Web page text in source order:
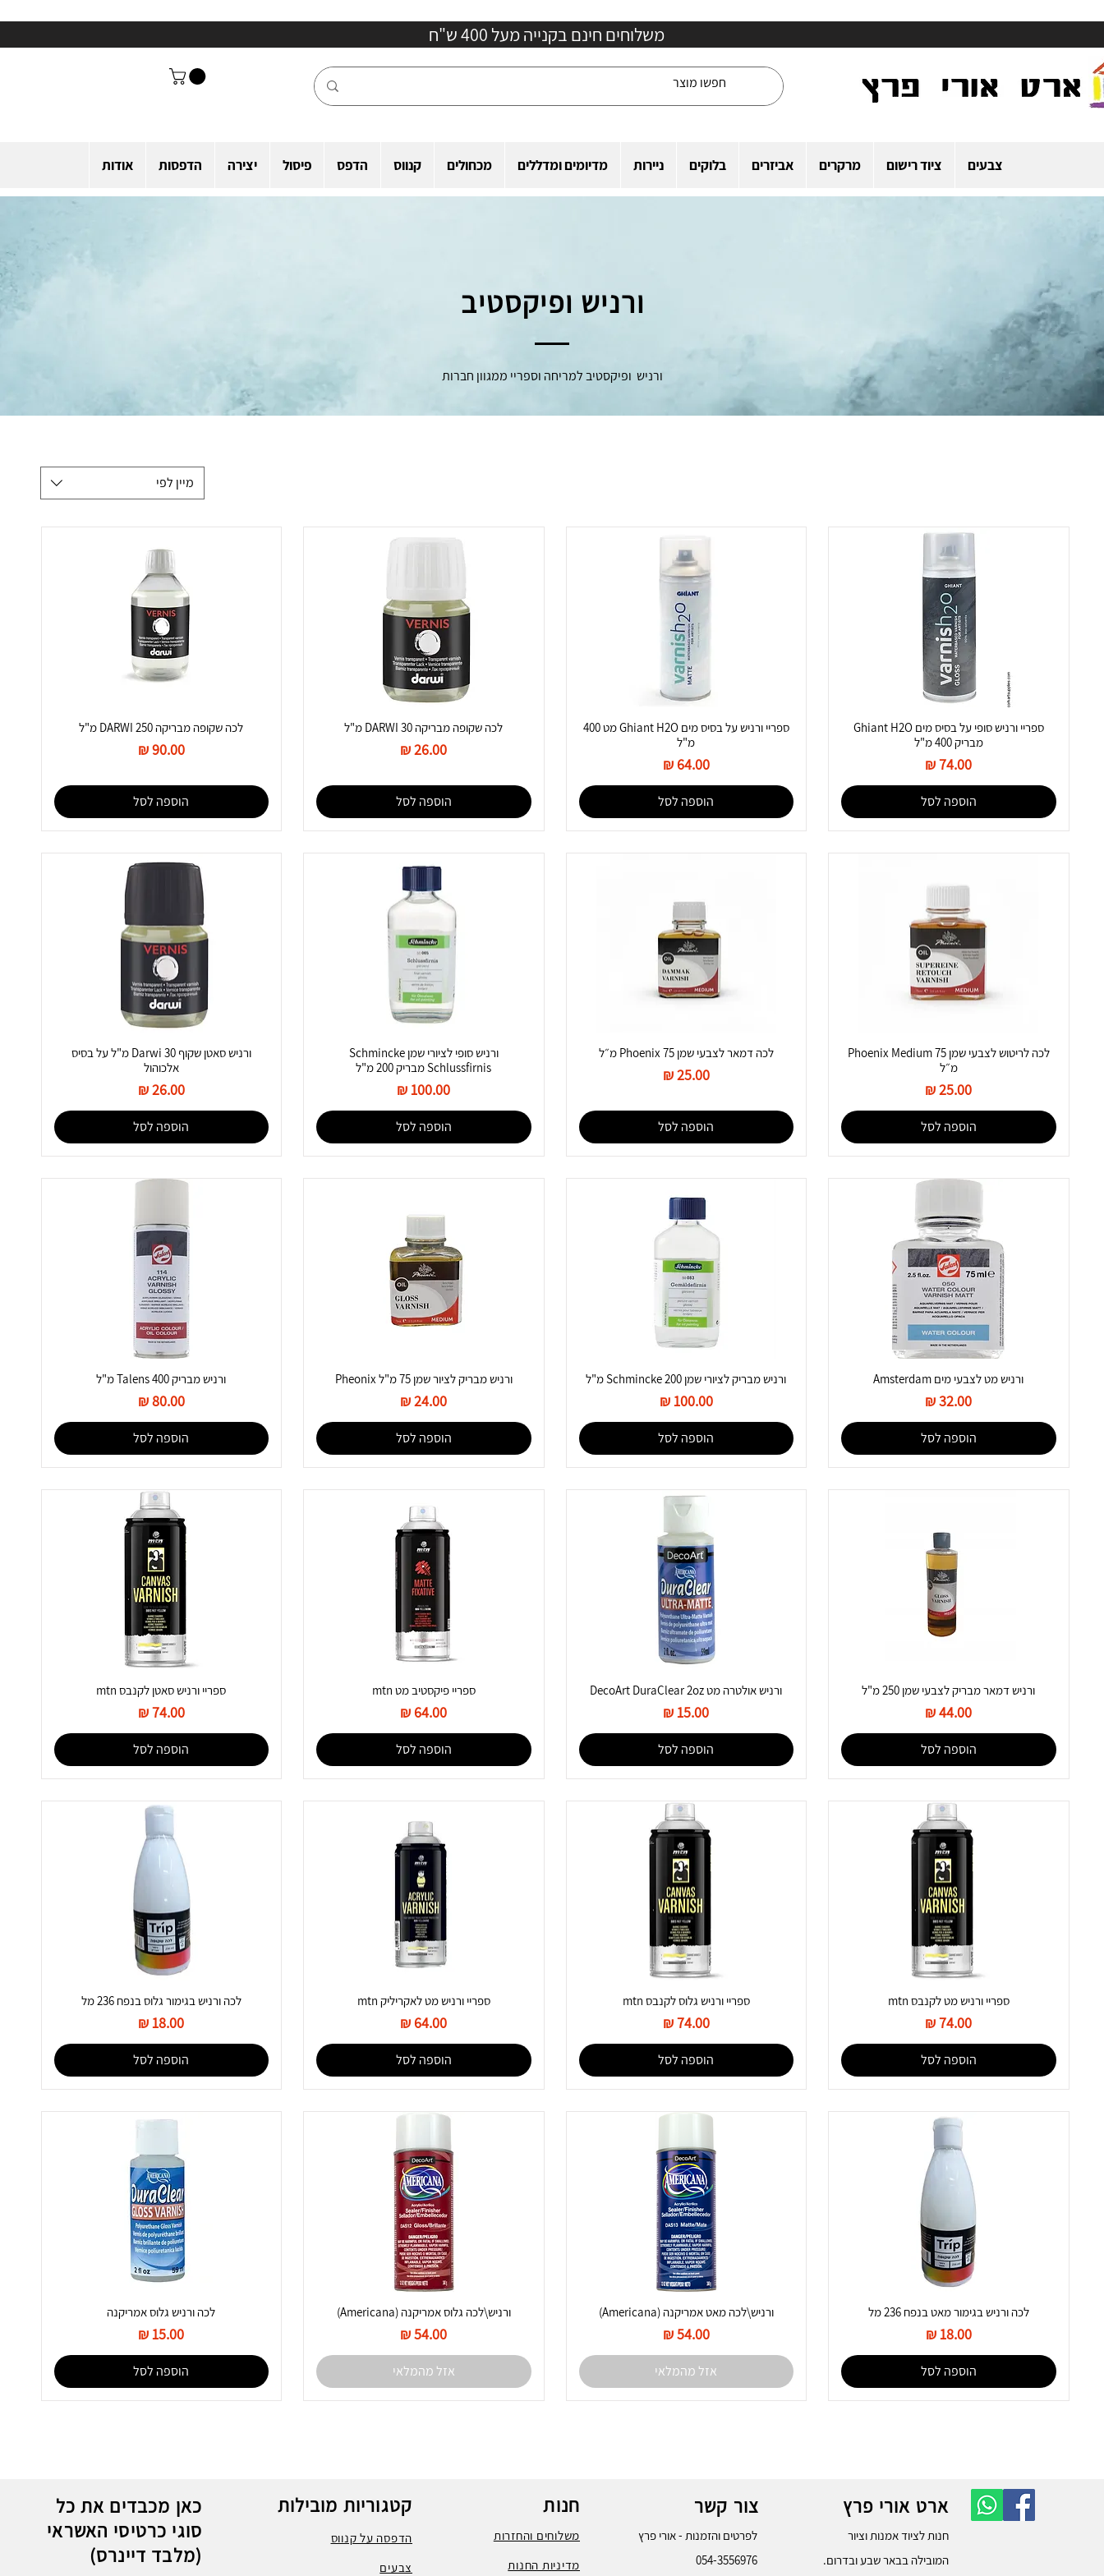
משלוחים חינם בקנייה מעל 400 ש"ח
צבעים ציוד רישום מרקרים אביזרים בלוקים ניירות מדיומים ומדללים מכחולים קנווס הדפס פיסול יצירה הדפסות אודות
ורניש ופיקסטיב
ורניש ופיקסטיב למריחה וספריי ממגוון חברות
מיין לפי
ספריי ורניש סופי על בסיס מים Ghiant H2O
מבריק 400 מ"ל
מחיר
הוספה לסל
ספריי ורניש על בסיס מים Ghiant H2O מט 400
מ"ל
מחיר‏64.00 ‏₪
הוספה לסל
לכה שקופה מבריקה DARWI 30 מ"ל
מחיר
הוספה לסל
לכה שקופה מבריקה DARWI 250 מ"ל
מחיר‏90.00 ‏₪
הוספה לסל
לכה לריטוש לצבעי שמן Phoenix Medium 75
מ״ל
מחיר
הוספה לסל
לכה דמאר לצבעי שמן Phoenix 75 מ״ל
מחיר‏25.00 ‏₪
הוספה לסל
ורניש סופי לציורי שמן Schmincke
Schlussfirnis מבריק 200 מ"ל
מחיר
הוספה לסל
ורניש סאטן שקוף Darwi 30 מ"ל על בסיס
אלכוהול
מחיר‏26.00 ‏₪
הוספה לסל
ורניש מט לצבעי מים Amsterdam
מחיר
הוספה לסל
ורניש מבריק לציורי שמן Schmincke 200 מ"ל
מחיר‏100.00 ‏₪
הוספה לסל
ורניש מבריק לציור שמן 75 מ"ל Pheonix
מחיר
הוספה לסל
ורניש מבריק Talens 400 מ"ל
מחיר‏80.00 ‏₪
הוספה לסל
ורניש דמאר מבריק לצבעי שמן 250 מ"ל
מחיר
הוספה לסל
ורניש אולטרה מט DecoArt DuraClear 2oz
מחיר
הוספה לסל
ספריי פיקסטיב מט mtn
מחיר
הוספה לסל
ספריי ורניש סאטן לקנבס mtn
מחיר‏74.00 ‏₪
הוספה לסל
ספריי ורניש מט לקנבס mtn
מחיר
הוספה לסל
ספריי ורניש גלוס לקנבס mtn
מחיר‏74.00 ‏₪
הוספה לסל
ספריי ורניש מט לאקריליק mtn
מחיר
הוספה לסל
לכה ורניש בגימור גלוס בנפח 236 מל
מחיר
הוספה לסל
לכה ורניש בגימור מאט בנפח 236 מל
מחיר‏18.00 ‏₪
הוספה לסל
ורניש\לכה מאט אמריקנה (Americana)
מחיר‏54.00 ‏₪
אזל מהמלאי
ורניש\לכה גלוס אמריקנה (Americana)
מחיר
אזל מהמלאי
לכה ורניש גלוס אמריקנה
מחיר
הוספה לסל
כאן מכבדים את כל
סוגי כרטיסי האשראי
(מלבד דיינרס)
קטגוריות מובילות
הדפסה על קנווס
צבעים
חנות
משלוחים והחזרות
מדיניות החנות
צור קשר
לפרטים והזמנות - אורי פרץ
054-3556976
ארט אורי פרץ
חנות לציוד אמנות וציור
המובילה בבאר שבע ובדרום.